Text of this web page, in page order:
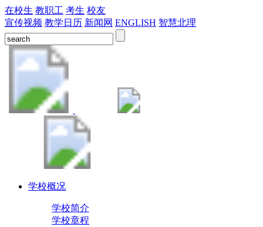
在校生 教职工 考生 校友
宣传视频 教学日历 新闻网 ENGLISH 智慧北理
学校概况
学校简介
学校章程